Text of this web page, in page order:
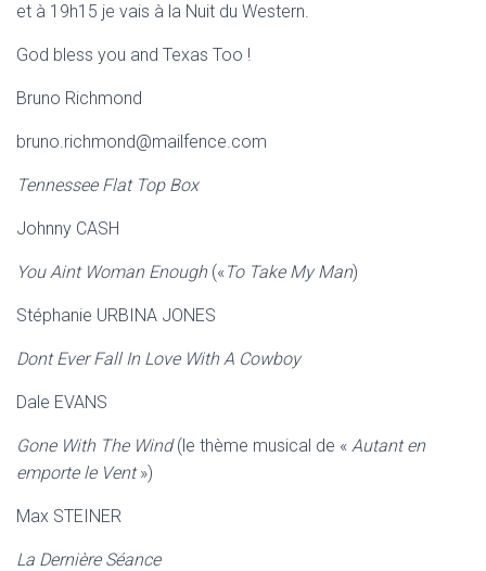
et à 19h15 je vais à la Nuit du Western.
God bless you and Texas Too !
Bruno Richmond
bruno.richmond@mailfence.com
Tennessee Flat Top Box
Johnny CASH
You Aint Woman Enough («To Take My Man)
Stéphanie URBINA JONES
Dont Ever Fall In Love With A Cowboy
Dale EVANS
Gone With The Wind(le thème musical de « Autant en
emporte le Vent»)
Max STEINER
La Dernière Séance